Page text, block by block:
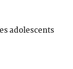
adolescents